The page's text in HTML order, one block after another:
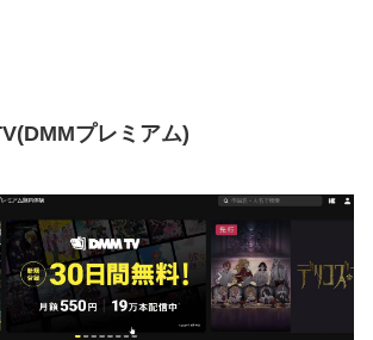
プレミアム)